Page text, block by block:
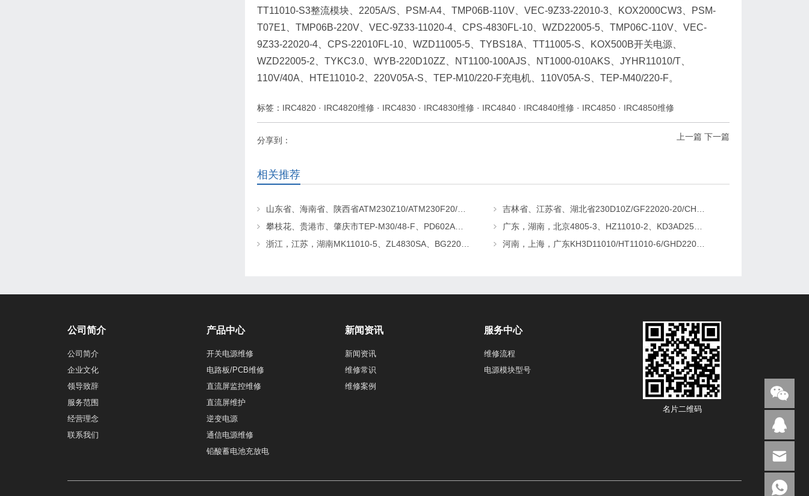
TT11010-S3整流模块、2205A/S、PSM-A4、TMP06B-110V、VEC-9Z33-22010-3、KOX2000CW3、PSM-
T07E1、TMP06B-220V、VEC-9Z33-11020-4、CPS-4830FL-10、WZD22005-5、TMP06C-110V、VEC-
9Z33-22020-4、CPS-22010FL-10、WZD11005-5、TYBS18A、TT11005-S、KOX500B开关电源、
WZD22005-2、TYKC3.0、WYB-220D10ZZ、NT1100-100AJS、NT1000-010AKS、JYHR11010/T、
110V/40A、HTE11010-2、220V05A-S、TEP-M10/220-F充电机、110V05A-S、TEP-M40/220-F。
标签： IRC4820 · IRC4820维修 · IRC4830 · IRC4830维修 · IRC4840 · IRC4840维修 · IRC4850 · IRC4850维修
上一篇 下一篇
分享到：
相关推荐
河南，上海，广东KH3D11010/HT11010-6/GHD22010-2模块维修更换
公司简介
公司简介
企业文化
领导致辞
服务范围
经营理念
联系我们
产品中心
开关电源维修
电路板/PCB维修
直流屏监控维修
直流屏维护
逆变电源
通信电源维修
铅酸蓄电池充放电
新闻资讯
新闻资讯
维修常识
维修案例
服务中心
维修流程
电源模块型号
名片二维码